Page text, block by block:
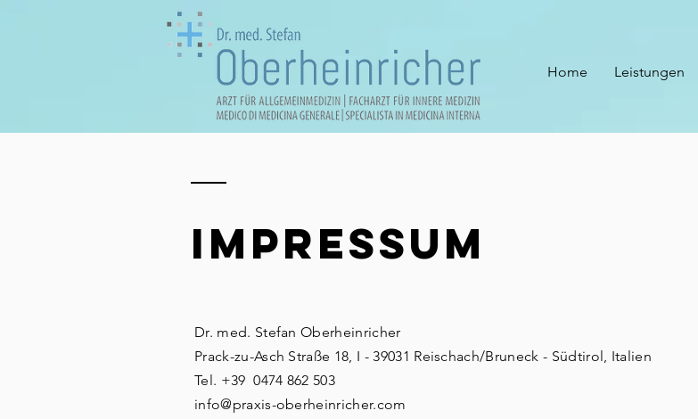
Home Leistungen
Impressum
Dr. med. Stefan Oberheinricher
Prack-zu-Asch Straße 18, I - 39031 Reischach/Bruneck - Südtirol, Italien
Tel. +39 0474 862 503
info@praxis-oberheinricher.com